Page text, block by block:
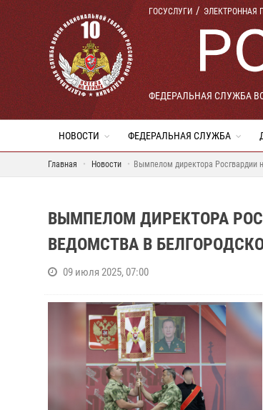
ГОСУСЛУГИ ЭЛЕКТРОННАЯ
ФЕДЕРАЛЬНАЯ СЛУЖБА
НОВОСТИ ФЕДЕРАЛЬНАЯ СЛУЖБА
Главная Новости Вымпелом директора Росгвардии
ВЫМПЕЛОМ ДИРЕКТОРА
ВЕДОМСТВА В
09 июля 2025, 07:00